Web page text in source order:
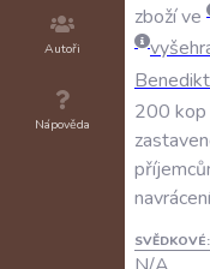
Autoři
Nápověda
zbožíve
200 kop
SVĚDKOVÉ: